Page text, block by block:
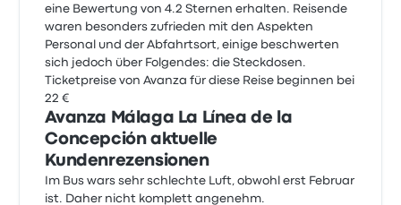
eine Bewertung von 4.2 Sternen erhalten. Reisende
waren besonders zufrieden mit den Aspekten
Personal und der Abfahrtsort, einige beschwerten
sich jedoch über Folgendes: die Steckdosen.
Ticketpreise von Avanza für diese Reise beginnen bei
22 €
Avanza Málaga La Línea de la
Concepción aktuelle
Kundenrezensionen
Im Bus wars sehr schlechte Luft, obwohl erst Februar
ist. Daher nicht komplett angenehm.